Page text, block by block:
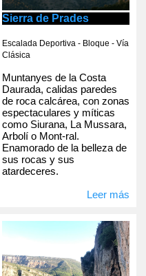
Sierra de Prades
Escalada Deportiva - Bloque - Vía
Clásica
Muntanyes de la Costa
Daurada, calidas paredes
de roca calcárea, con zonas
espectaculares y míticas
como Siurana, La Mussara,
Arbolí o Mont-ral.
Enamorado de la belleza de
sus rocas y sus
atardeceres.
Leer más